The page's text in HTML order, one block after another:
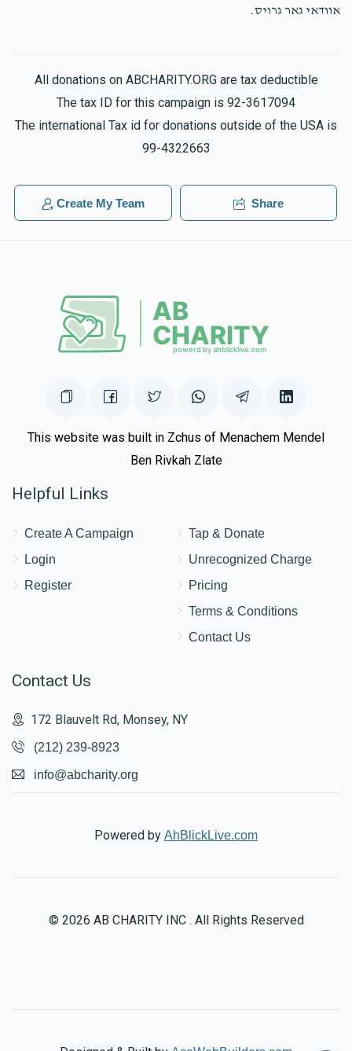
אוודאי גאר גרויס.
All donations on ABCHARITY.ORG are tax deductible
The tax ID for this campaign is 92-3617094
The international Tax id for donations outside of the USA is
99-4322663
Create My Team Share
This website was built in Zchus of Menachem Mendel
Ben Rivkah Zlate
Helpful Links
Create A Campaign
Login
Register
Tap & Donate
Unrecognized Charge
Pricing
Terms & Conditions
Contact Us
Contact Us
172 Blauvelt Rd, Monsey, NY
(212) 239-8923
info@abcharity.org
Powered by AhBlickLive.com
© 2026 AB CHARITY INC . All Rights Reserved